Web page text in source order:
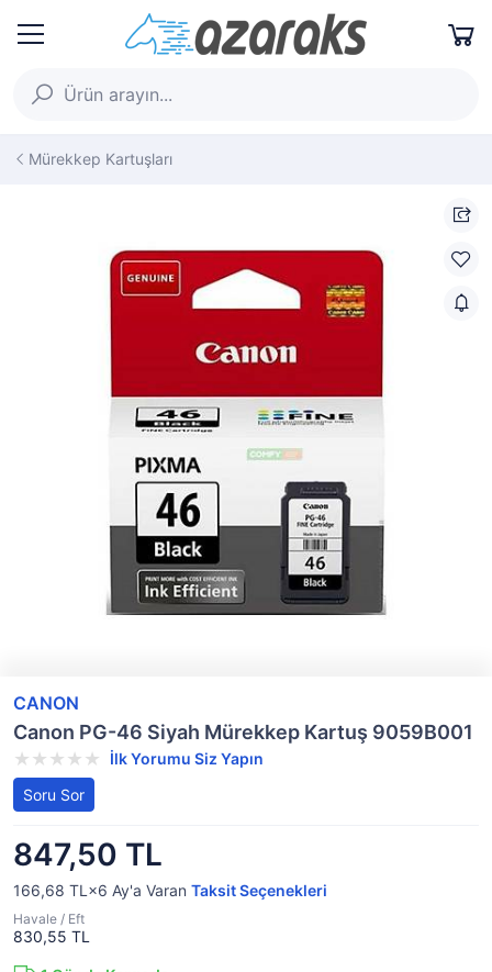
Mürekkep Kartuşları
CANON
Canon PG-46 Siyah Mürekkep Kartuş 9059B001
İlk Yorumu Siz Yapın
Soru Sor
847,50 TL
166,68 TL×6 Ay'a Varan Taksit Seçenekleri
Havale / Eft
830,55 TL